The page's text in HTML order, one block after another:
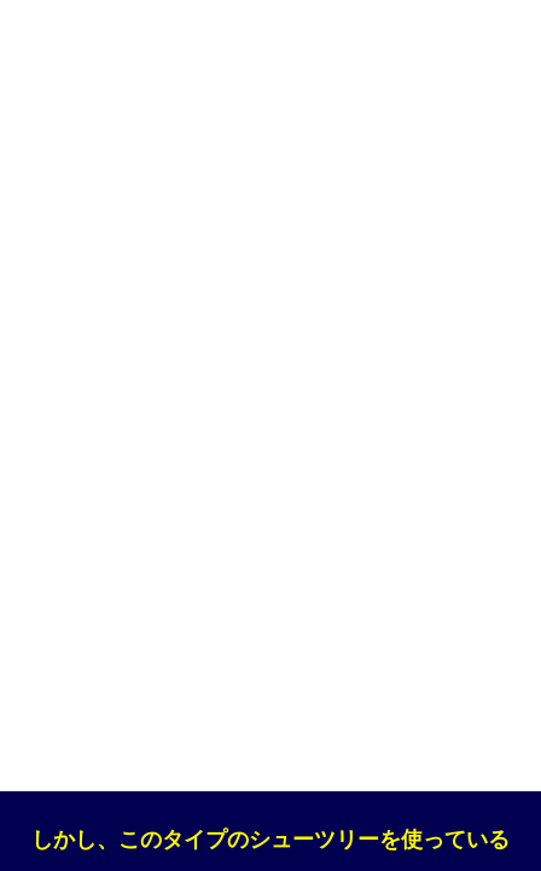
しかし、このタイプのシューツリーを使っている